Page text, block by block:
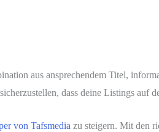
aus ansprechendem Titel,
dass deine Listings auf
von Tafsmedia zu steigern. Mit den